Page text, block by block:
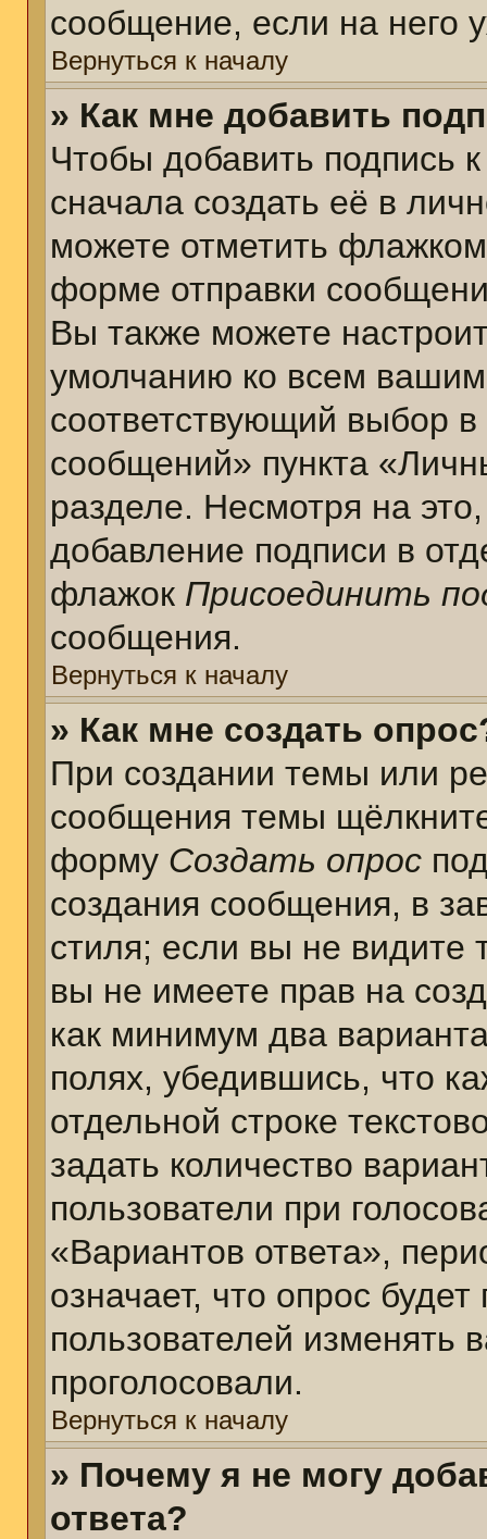
сообщение, если на него
Вернуться к началу
» Как мне добавить
Чтобы добавить
сначала создать её в
можете отметить
форме отправки
Вы также можете
умолчанию ко всем
соответствующий выбор
сообщений» пункта
разделе. Несмотря на
добавление подписи в
флажок Присоединить
сообщения.
Вернуться к началу
» Как мне создать
При создании темы или
сообщения темы
форму Создать опрос
создания сообщения, в
стиля; если вы не видите
вы не имеете прав на
как минимум два
полях, убедившись, что
отдельной строке
задать количество
пользователи при
«Вариантов ответа»,
означает, что опрос
пользователей изменять
проголосовали.
Вернуться к началу
» Почему я не могу
ответа?